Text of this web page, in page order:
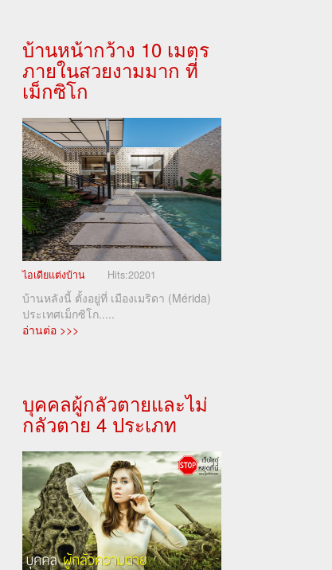
บ้านหน้ากว้าง 10 เมตร
ภายในสวยงามมาก ที่
เม็กซิโก
ไอเดียแต่งบ้าน Hits:20201
บ้านหลังนี้ ตั้งอยู่ที่ เมืองเมริดา (Mérida)
ประเทศเม็กซิโก.....
อ่านต่อ >>>
บุคคลผู้กลัวตายและไม่
กลัวตาย 4 ประเภท